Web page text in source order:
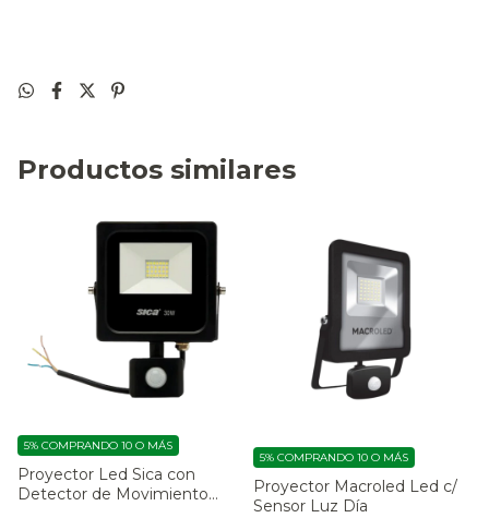
Productos similares
Proyector Led Sica con
Detector de Movimiento
5% COMPRANDO 10 O MÁS
Proyector Macroled Led c/
Sensor Luz Día
5% COMPRANDO 10 O MÁS